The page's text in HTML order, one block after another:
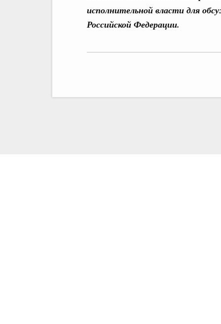
исполнительной власти для
Российской Федерации.